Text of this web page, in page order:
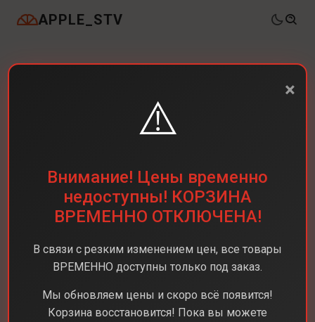
APPLE_STV
×
⚠️
Внимание! Цены временно
недоступны! КОРЗИНА
ВРЕМЕННО ОТКЛЮЧЕНА!
В связи с резким изменением цен, все товары
ВРЕМЕННО доступны только под заказ.
Мы обновляем цены и скоро всё появится!
Корзина восстановится! Пока вы можете